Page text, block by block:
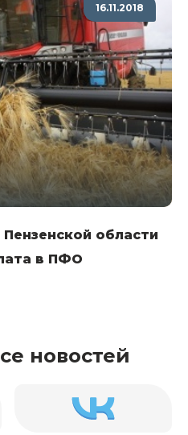
16.11.2018
области
в ПФО
новостей